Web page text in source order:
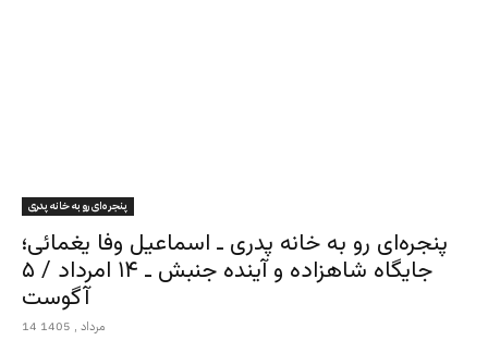
پنجره‌ای رو به خانه پدری
پنجره‌ای رو به خانه پدری ـ اسماعیل وفا یغمائی؛
جایگاه شاهزاده و آینده جنبش ـ ۱۴ امرداد / ۵
آگوست
14 مرداد , 1405